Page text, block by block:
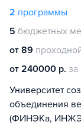
2 программы
5 бюджетных
от 89
от 240000 р. за
Университет
объединения
(ФИНЭКа,